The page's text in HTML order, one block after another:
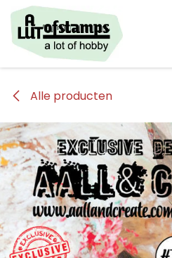
Overslaan naar inhoud
Alle producten